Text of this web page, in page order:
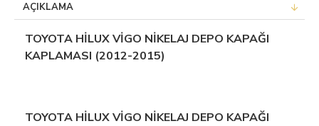
AÇIKLAMA
TOYOTA HİLUX VİGO NİKELAJ DEPO KAPAĞI
KAPLAMASI (2012-2015)
TOYOTA HİLUX VİGO NİKELAJ DEPO KAPAĞI